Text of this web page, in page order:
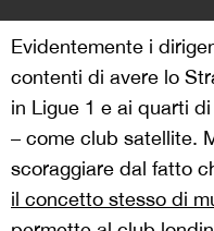
Evidentemente i
contenti di avere lo
in Ligue 1 e ai quarti
– come club satellite.
scoraggiare dal fatto
il concetto stesso di